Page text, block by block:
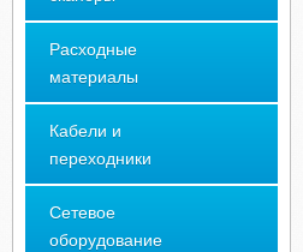
Расходные
материалы
Кабели и
переходники
Сетевое
оборудование